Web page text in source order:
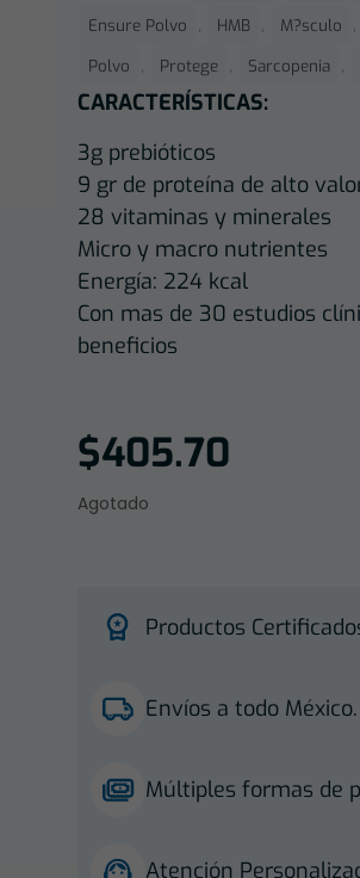
Ensure Polvo , HMB , M?sculo ,
Polvo , Protege , Sarcopenia ,
CARACTERÍSTICAS:
3g prebióticos
9 gr de proteína de alto
28 vitaminas y minerales
Micro y macro nutrientes
Energía: 224 kcal
Con mas de 30 estudios
beneficios
$405.70
Agotado
Productos
Envíos a todo México.
Múltiples formas de
Atención